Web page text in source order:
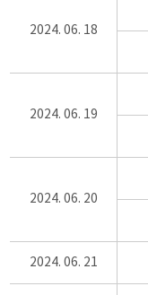
2024. 06. 18
2024. 06. 19
2024. 06. 20
2024. 06. 21